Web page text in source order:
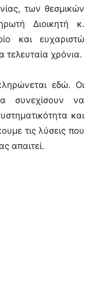
των θεσμικών
Διοικητή κ.
και ευχαριστώ
τελευταία χρόνια.
εδώ. Οι
συνεχίσουν να
και
τις λύσεις που
απαιτεί.